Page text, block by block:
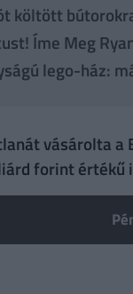
költött
Íme Meg
lego-ház:
vásárolta a
forint értékű